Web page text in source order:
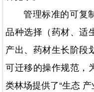
管理标准的可复
品种选择（药材、适
产出、药材生长阶段
可迁移的操作规范，
类林场提供了“生态 产